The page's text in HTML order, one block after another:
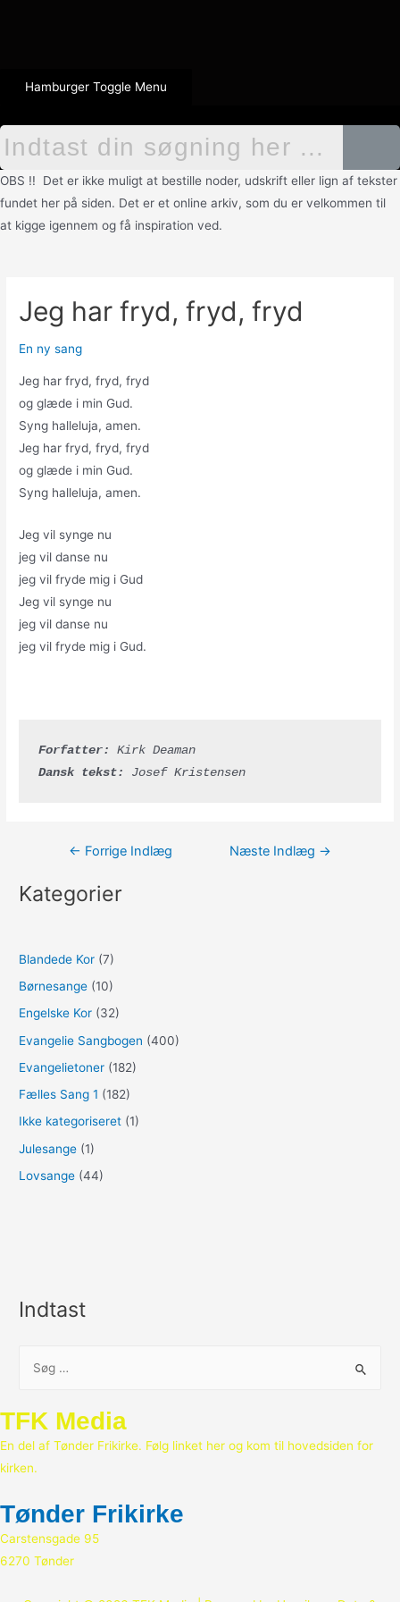
Hamburger Toggle Menu
OBS !! Det er ikke muligt at bestille noder, udskrift eller lign af tekster
fundet her på siden. Det er et online arkiv, som du er velkommen til
at kigge igennem og få inspiration ved.
Jeg har fryd, fryd, fryd
En ny sang
Jeg har fryd, fryd, fryd
og glæde i min Gud.
Syng halleluja, amen.
Jeg har fryd, fryd, fryd
og glæde i min Gud.
Syng halleluja, amen.
Jeg vil synge nu
jeg vil danse nu
jeg vil fryde mig i Gud
Jeg vil synge nu
jeg vil danse nu
jeg vil fryde mig i Gud.
Forfatter:
Kirk Deaman
Dansk tekst:
Josef Kristensen
Indlægsnavigation
← Forrige Indlæg Næste Indlæg →
Kategorier
Blandede Kor (7)
Børnesange (10)
Engelske Kor (32)
Evangelie Sangbogen (400)
Evangelietoner (182)
Fælles Sang 1 (182)
Ikke kategoriseret (1)
Julesange (1)
Lovsange (44)
Indtast
e
f
t
r
TFK Media
En del af Tønder Frikirke. Følg linket her og kom til hovedsiden for
kirken.
Tønder Frikirke
Carstensgade 95
6270 Tønder